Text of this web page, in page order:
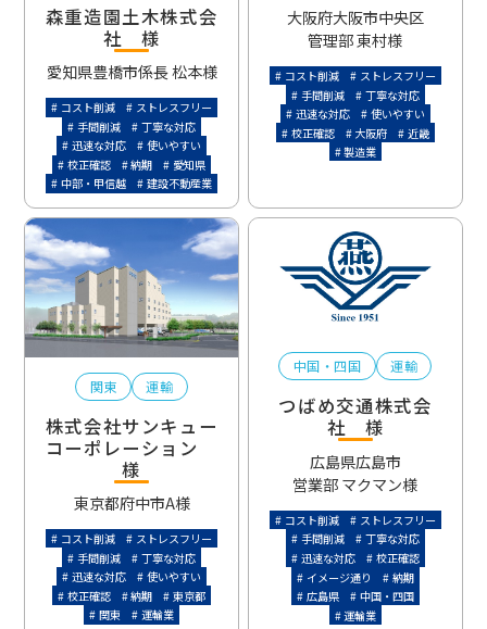
森重造園土木株式会
社 様
愛知県豊橋市係長 松本様
コスト削減
ストレスフリー
手間削減
丁寧な対応
迅速な対応
使いやすい
校正確認
納期
愛知県
中部・甲信越
建設不動産業
大阪府大阪市中央区
管理部 東村様
コスト削減
ストレスフリー
手間削減
丁寧な対応
迅速な対応
使いやすい
校正確認
大阪府
近畿
製造業
関東 運輸
株式会社サンキュー
コーポレーション
様
東京都府中市A様
コスト削減
ストレスフリー
手間削減
丁寧な対応
迅速な対応
使いやすい
校正確認
納期
東京都
関東
運輸業
中国・四国 運輸
つばめ交通株式会
社 様
広島県広島市
営業部 マクマン様
コスト削減
ストレスフリー
手間削減
丁寧な対応
迅速な対応
校正確認
イメージ通り
納期
広島県
中国・四国
運輸業